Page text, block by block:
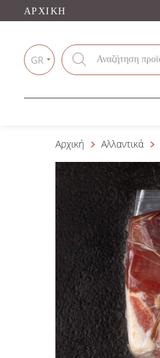
ΑΡΧΙΚΉ
GR
Products
search
Αρχική Αλλαντικά